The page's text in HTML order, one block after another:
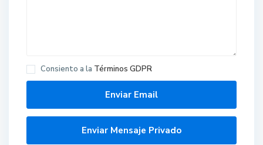
Consiento a la Términos GDPR